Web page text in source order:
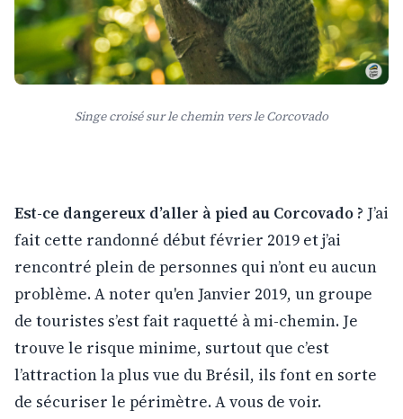
Singe croisé sur le chemin vers le Corcovado
Est-ce dangereux d’aller à pied au Corcovado ? J’ai
fait cette randonné début février 2019 et j’ai
rencontré plein de personnes qui n’ont eu aucun
problème. A noter qu'en Janvier 2019, un groupe
de touristes s’est fait raquetté à mi-chemin. Je
trouve le risque minime, surtout que c’est
l’attraction la plus vue du Brésil, ils font en sorte
de sécuriser le périmètre. A vous de voir.